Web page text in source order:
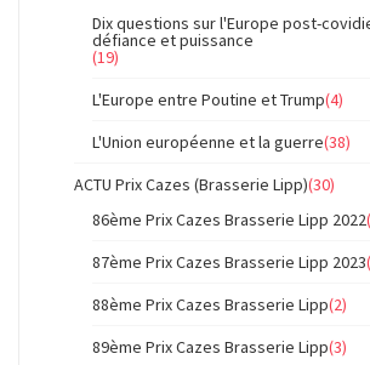
Dix questions sur l'Europe post-
défiance et puissance
(19)
L'Europe entre Poutine et Trump(4)
L'Union européenne et la guerre(38)
ACTU Prix Cazes (Brasserie Lipp)(30)
86ème Prix Cazes Brasserie Lipp 2022
87ème Prix Cazes Brasserie Lipp 2023
88ème Prix Cazes Brasserie Lipp(2)
89ème Prix Cazes Brasserie Lipp(3)